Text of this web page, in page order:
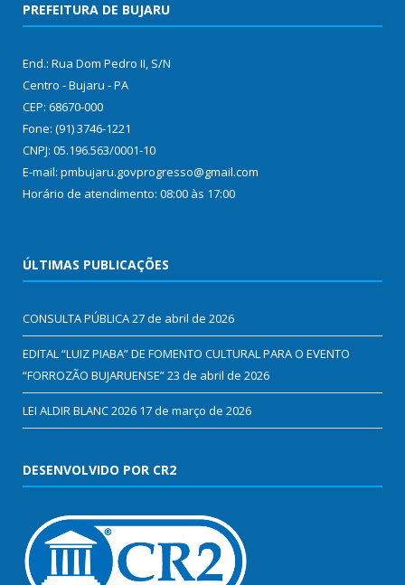
PREFEITURA DE BUJARU
End.: Rua Dom Pedro II, S/N
Centro - Bujaru - PA
CEP: 68670-000
Fone: (91) 3746-1221
CNPJ: 05.196.563/0001-10
E-mail: pmbujaru.govprogresso@gmail.com
Horário de atendimento: 08:00 às 17:00
ÚLTIMAS PUBLICAÇÕES
CONSULTA PÚBLICA27 de abril de 2026
EDITAL “LUIZ PIABA” DE FOMENTO CULTURAL PARA O EVENTO
“FORROZÃO BUJARUENSE”23 de abril de 2026
LEI ALDIR BLANC 2026 17 de março de 2026
DESENVOLVIDO POR CR2